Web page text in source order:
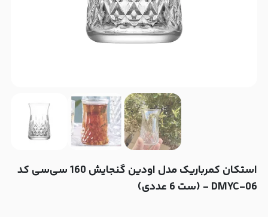
استکان کمرباریک مدل اودین گنجایش 160 سی‌سی کد
DMYC-06 - (ست 6 عددی)